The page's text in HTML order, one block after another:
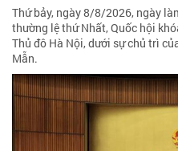
Thứ bảy, ngày 8/8/2026, ngày
thường lệ thứ Nhất, Quốc hội
Thủ đô Hà Nội, dưới sự chủ trì
Mẫn.